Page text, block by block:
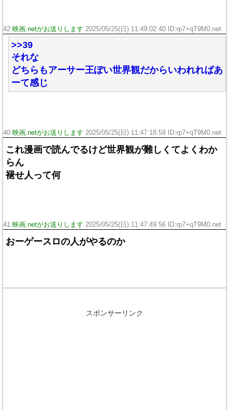
42:映画.netがお送りします 2025/05/25(日) 11:49:02.40 ID:rp7+qT9M0.net
>>39
それな
どちらもアーサー王ぽい世界観だからいわれればあ
ーて感じ
40:映画.netがお送りします 2025/05/25(日) 11:47:18.59 ID:rp7+qT9M0.net
これ漫画で読んでるけど世界観が難しくてよくわか
らん
褪せ人って何
41:映画.netがお送りします 2025/05/25(日) 11:47:49.56 ID:rp7+qT9M0.net
おーゲースロの人がやるのか
スポンサーリンク